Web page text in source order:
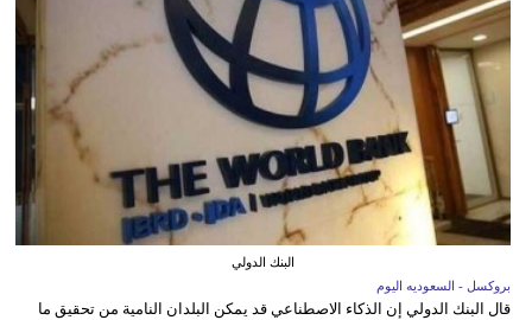
البنك الدولي
بروكسل - السعوديه اليوم
قال البنك الدولي إن الذكاء الاصطناعي قد يمكن البلدان النامية من تحقيق ما